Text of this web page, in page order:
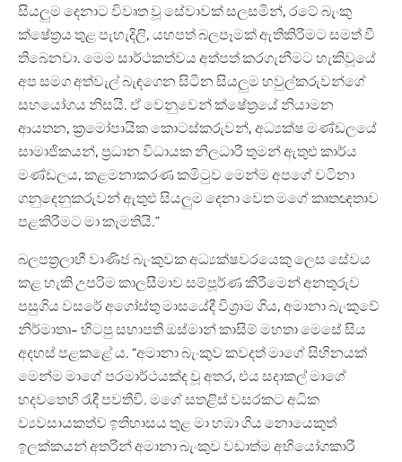
සියලුම දෙනාට විවෘත වූ සේවාවක් සලසමින්, රටේ බැංකු
ක්ෂේත්‍රය තුළ පැහැදිලි, යහපත් බලපෑමක් ඇතිකිරීමට සමත් වී
තිබෙනවා. මෙම සාර්ථකත්වය අත්පත් කරගැනීමට හැකිවූයේ
අප සමග අත්වැල් බැඳගෙන සිටින සියලුම හවුල්කරුවන්ගේ
සහයෝගය නිසයි. ඒ වෙනුවෙන් ක්ෂේත්‍රයේ නියාමන
ආයතන, ක්‍රමෝපායික කොටස්කරුවන්, අධ්‍යක්ෂ මණ්ඩලයේ
සාමාජිකයන්, ප්‍රධාන විධායක නිලධාරී තුමන් ඇතුළු කාර්ය
මණ්ඩලය, කළමනාකරණ කමිටුව මෙන්ම අපගේ වටිනා
ගනුදෙනුකරුවන් ඇතුළු සියලුම දෙනා වෙත මගේ කෘතඥතාව
පළකිරීමට මා කැමතියි.”
බලපත්‍රලාභී වාණිජ බැංකුවක අධ්‍යක්ෂවරයෙකු ලෙස සේවය
කළ හැකි උපරිම කාලසීමාව සම්පූර්ණ කිරීමෙන් අනතුරුව
පසුගිය වසරේ අගෝස්තු මාසයේදී විශ්‍රාම ගිය, අමානා බැංකුවේ
නිර්මාතෘ- හිටපු සභාපති ඔස්මාන් කාසිම් මහතා මෙසේ සිය
අදහස් පළකළේ ය. “අමානා බැංකුව කවදත් මාගේ සිහිනයක්
මෙන්ම මාගේ පරමාර්ථයක්ද වූ අතර, එය සදාකල් මාගේ
හදවතෙහි රැඳී පවතීවි. මගේ සතළිස් වසරකට අධික
ව්‍යවසායකත්ව ඉතිහාසය තුළ මා හඹා ගිය නොයෙකුත්
ඉලක්කයන් අතරින් අමානා බැංකුව වඩාත්ම අභියෝගකාරී